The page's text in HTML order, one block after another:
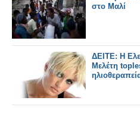
στο Μαλί
ΔΕΙΤΕ: Η
Μελέτη